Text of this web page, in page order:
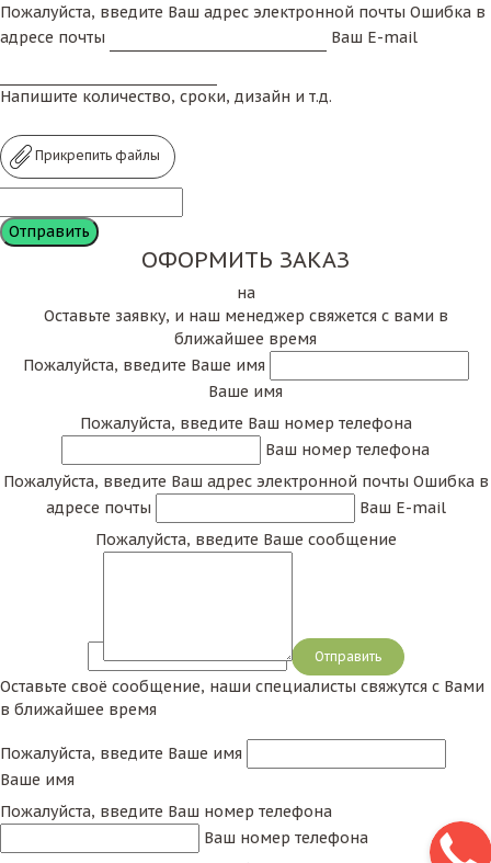
Пожалуйста, введите Ваш адрес электронной почты Ошибка в
адресе почты
Ваш E-mail
Напишите количество, сроки, дизайн и т.д.
Прикрепить файлы
ОФОРМИТЬ ЗАКАЗ
на
Оставьте заявку, и наш менеджер свяжется с вами в
ближайшее время
Пожалуйста, введите Ваше имя
Ваше имя
Пожалуйста, введите Ваш номер телефона
Ваш номер телефона
Пожалуйста, введите Ваш адрес электронной почты Ошибка в
адресе почты
Ваш E-mail
Пожалуйста, введите Ваше сообщение
Сообщение
Оставьте своё сообщение, наши специалисты свяжутся с Вами
в ближайшее время
Пожалуйста, введите Ваше имя
Ваше имя
Пожалуйста, введите Ваш номер телефона
Ваш номер телефона